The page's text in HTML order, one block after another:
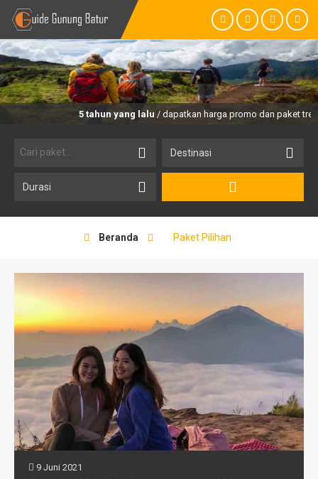
5 tahun yang lalu/ dapatkan harga promo dan paket
Beranda Paket Pilihan
9 Juni 2021